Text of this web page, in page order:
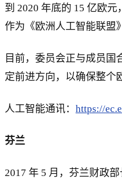
到 2020 年底的 15 亿欧
作为《欧洲人工智能联盟
目前，委员会正与成员
定前进方向，以确保整个
人工智能通讯： https://
芬兰
2017 年 5 月，芬兰财政